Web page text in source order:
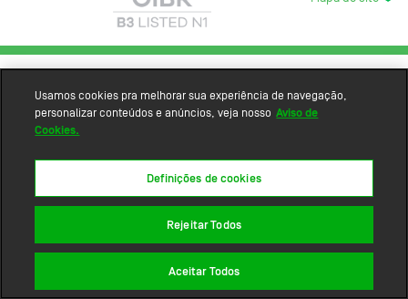
Usamos cookies pra melhorar sua experiência de navegação,
personalizar conteúdos e anúncios, veja nosso Aviso de
Cookies.
Definições de cookies
Rejeitar Todos
Aceitar Todos